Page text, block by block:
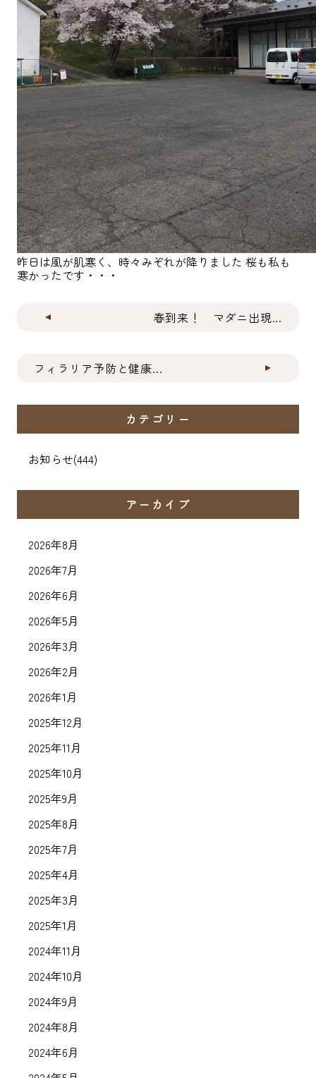
昨日は風が肌寒く、時々みぞれが降りました 桜も私も
寒かったです・・・
春到来！ マダニ出現...
フィラリア予防と健康...
カテゴリー
お知らせ(444)
アーカイブ
2026年8月
2026年7月
2026年6月
2026年5月
2026年3月
2026年2月
2026年1月
2025年12月
2025年11月
2025年10月
2025年9月
2025年8月
2025年7月
2025年4月
2025年3月
2025年1月
2024年11月
2024年10月
2024年9月
2024年8月
2024年6月